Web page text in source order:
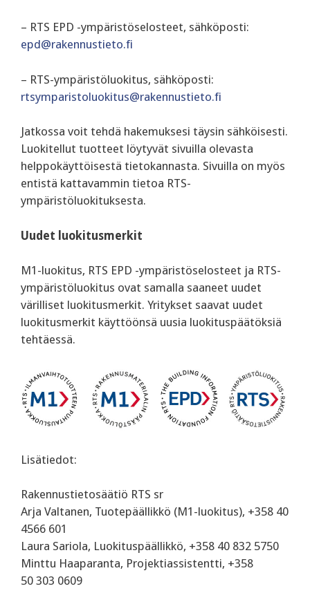
– RTS EPD -ympäristöselosteet, sähköposti:
epd@rakennustieto.fi
– RTS-ympäristöluokitus, sähköposti:
rtsymparistoluokitus@rakennustieto.fi
Jatkossa voit tehdä hakemuksesi täysin sähköisesti.
Luokitellut tuotteet löytyvät sivuilla olevasta
helppokäyttöisestä tietokannasta. Sivuilla on myös
entistä kattavammin tietoa RTS-
ympäristöluokituksesta.
Uudet luokitusmerkit
M1-luokitus, RTS EPD -ympäristöselosteet ja RTS-
ympäristöluokitus ovat samalla saaneet uudet
värilliset luokitusmerkit. Yritykset saavat uudet
luokitusmerkit käyttöönsä uusia luokituspäätöksiä
tehtäessä.
Lisätiedot:
Rakennustietosäätiö RTS sr
Arja Valtanen, Tuotepäällikkö (M1-luokitus), +358 40
4566 601
Laura Sariola, Luokituspäällikkö, +358 40 832 5750
Minttu Haaparanta, Projektiassistentti, +358
50 303 0609